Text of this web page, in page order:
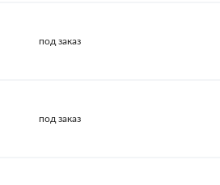
под заказ
под заказ